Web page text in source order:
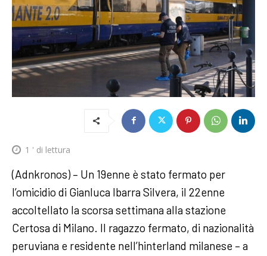
1 ' di lettura
(Adnkronos) – Un 19enne è stato fermato per
l’omicidio di Gianluca Ibarra Silvera, il 22enne
accoltellato la scorsa settimana alla stazione
Certosa di Milano. Il ragazzo fermato, di nazionalità
peruviana e residente nell’hinterland milanese – a